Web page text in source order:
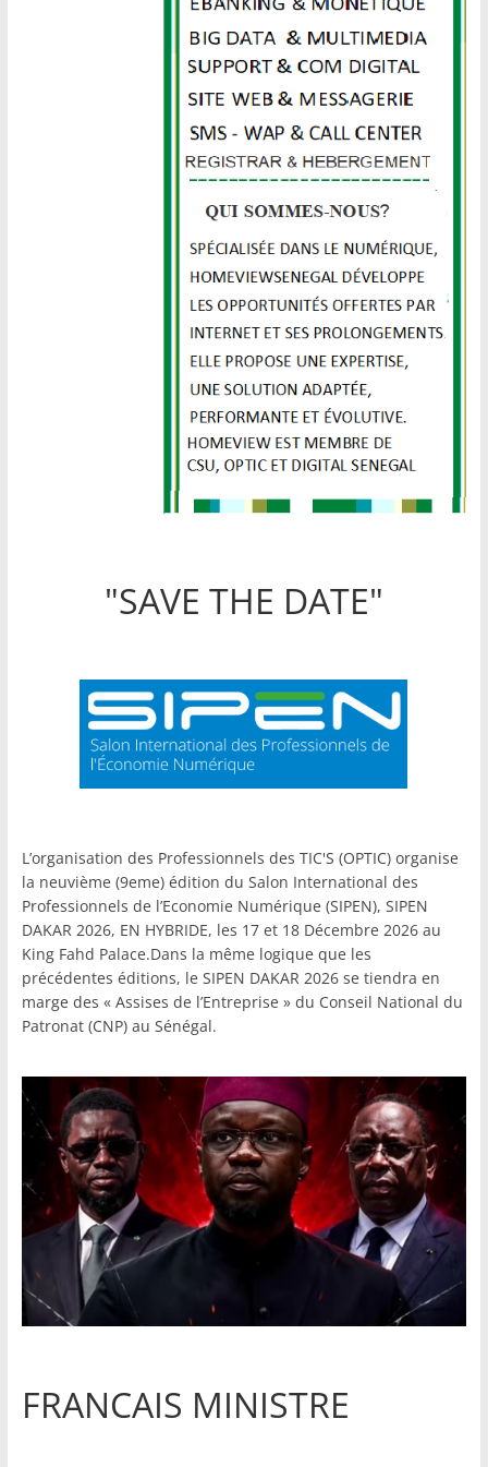
"SAVE THE DATE"
L’organisation des Professionnels des TIC'S (OPTIC) organise
la neuvième (9eme) édition du Salon International des
Professionnels de l’Economie Numérique (SIPEN), SIPEN
DAKAR 2026, EN HYBRIDE, les 17 et 18 Décembre 2026 au
King Fahd Palace.Dans la même logique que les
précédentes éditions, le SIPEN DAKAR 2026 se tiendra en
marge des « Assises de l’Entreprise » du Conseil National du
Patronat (CNP) au Sénégal.
FRANCAIS MINISTRE